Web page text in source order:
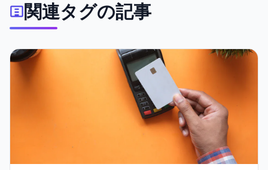
関連タグの記事